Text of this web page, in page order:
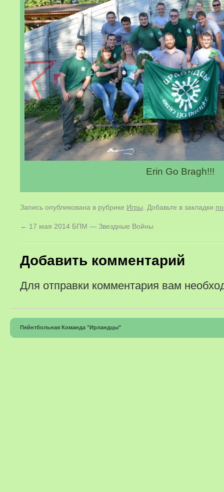
Erin Go Bragh!!!
Запись опубликована в рубрике Игры. Добавьте в закладки
← 17 мая 2014 БПМ — Звездные Войны
Добавить комментарий
Для отправки комментария вам
Пейнтбольная Команда "Ирландцы"